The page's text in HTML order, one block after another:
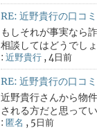
RE: 近野貴行の口コ
もしそれが事実なら
相談してはどうでし
: 近野貴行 ,4日前
RE: 近野貴行の口コ
近野貴行さんから物
される方だと思って
: 匿名 , 5日前